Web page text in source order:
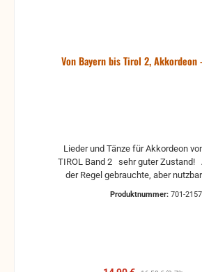
Von Bayern bis Tirol 2,
TIROL Band 2 sehr guter Zustand! Antiquariat, in
der Regel gebrauchte, aber
Produktnummer: 701-2157
Regulärer Preis: